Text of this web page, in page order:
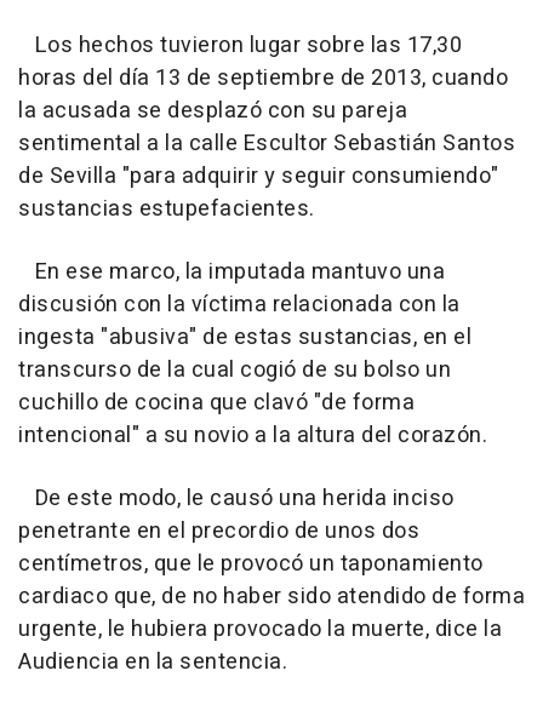
Los hechos tuvieron lugar sobre las 17,30
horas del día 13 de septiembre de 2013, cuando
la acusada se desplazó con su pareja
sentimental a la calle Escultor Sebastián Santos
de Sevilla "para adquirir y seguir consumiendo"
sustancias estupefacientes.
En ese marco, la imputada mantuvo una
discusión con la víctima relacionada con la
ingesta "abusiva" de estas sustancias, en el
transcurso de la cual cogió de su bolso un
cuchillo de cocina que clavó "de forma
intencional" a su novio a la altura del corazón.
De este modo, le causó una herida inciso
penetrante en el precordio de unos dos
centímetros, que le provocó un taponamiento
cardiaco que, de no haber sido atendido de forma
urgente, le hubiera provocado la muerte, dice la
Audiencia en la sentencia.